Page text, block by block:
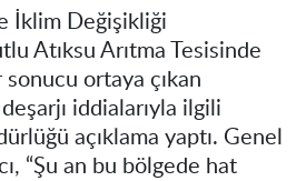
İklim Değişikliği
Atıksu Arıtma Tesisinde
ortaya çıkan
deşarjı iddialarıyla ilgili
açıklama yaptı. Genel
“Şu an bu bölgede hat